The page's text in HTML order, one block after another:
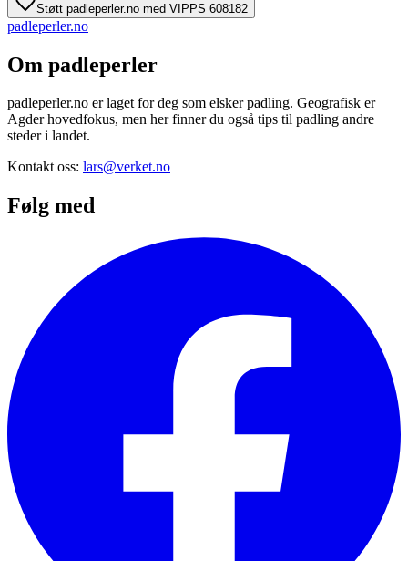
Støtt padleperler.no med VIPPS 608182
padleperler.no
Om padleperler
padleperler.no er laget for deg som elsker padling. Geografisk er
Agder hovedfokus, men her finner du også tips til padling andre
steder i landet.
Kontakt oss: lars@verket.no
Følg med